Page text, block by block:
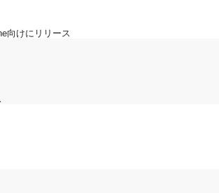
向けにリリース